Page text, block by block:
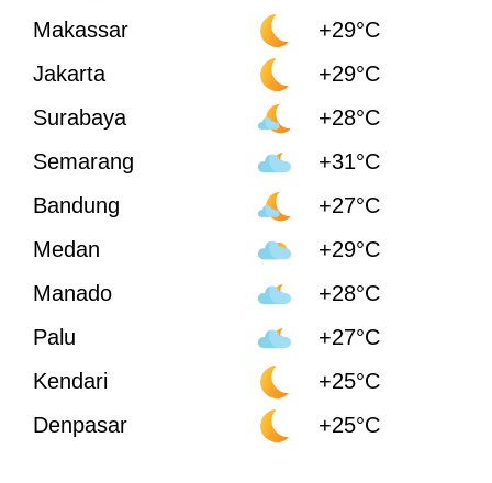
Makassar
+29°C
Jakarta
+29°C
Surabaya
+28°C
Semarang
+31°C
Bandung
+27°C
Medan
+29°C
Manado
+28°C
Palu
+27°C
Kendari
+25°C
Denpasar
+25°C